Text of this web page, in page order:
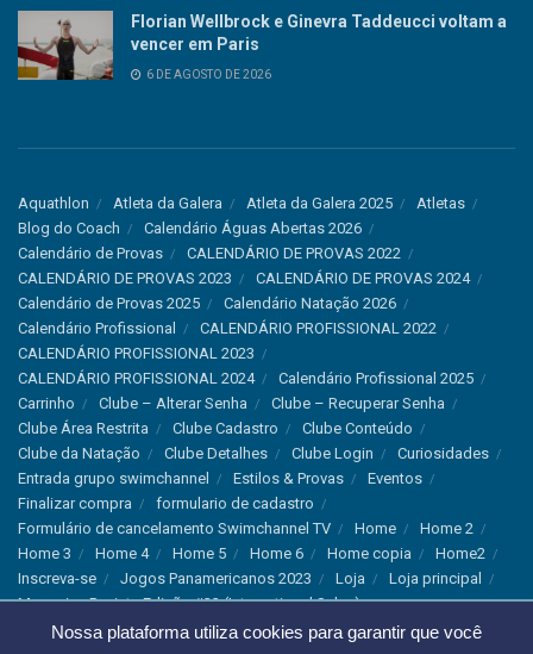
Nossa plataforma utiliza cookies para garantir que você
Florian Wellbrock e Ginevra Taddeucci voltam a
vencer em Paris
6 DE AGOSTO DE 2026
Aquathlon Atleta da Galera Atleta da Galera 2025
Atletas
Blog do Coach
Calendário Águas Abertas 2026
Calendário de Provas
CALENDÁRIO DE PROVAS 2022
CALENDÁRIO DE PROVAS 2023
CALENDÁRIO DE PROVAS 2024
Calendário de Provas 2025
Calendário Natação 2026
Calendário Profissional
CALENDÁRIO PROFISSIONAL 2022
CALENDÁRIO PROFISSIONAL 2023
CALENDÁRIO PROFISSIONAL 2024
Calendário Profissional 2025
Carrinho
Clube – Alterar Senha
Clube – Recuperar Senha
Clube Área Restrita
Clube Cadastro
Clube Conteúdo
Clube da Natação
Clube Detalhes Clube Login
Curiosidades
Entrada grupo swimchannel
Estilos & Provas
Eventos
Finalizar compra
formulario de cadastro
Formulário de cancelamento Swimchannel TV
Home
Home 2
Home 3
Home 4 Home 5 Home 6 Home copia
Home2
Inscreva-se
Jogos Panamericanos 2023 Loja
Loja principal
Magazine Revista Edição #33 (International Sales)
Magazine Swimchannel (International Sale)
Marcas